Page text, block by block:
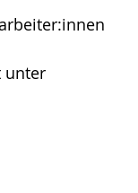
unter